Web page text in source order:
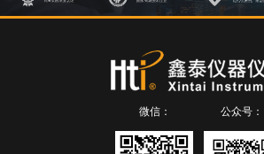
微信： 公众号：